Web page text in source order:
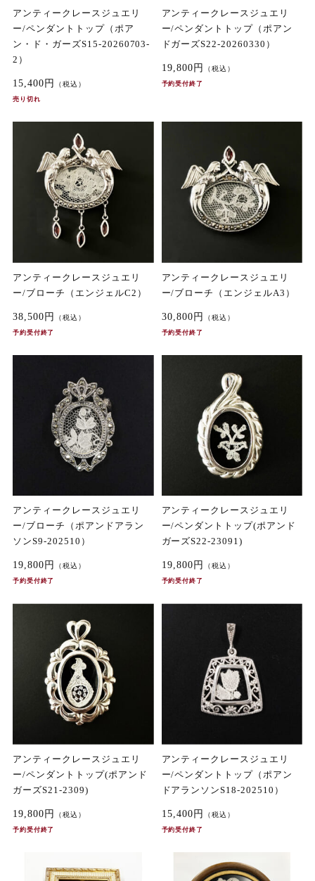
アンティークレースジュエリ
ー/ペンダントトップ（ポア
ン・ド・ガーズS15-20260703-
2）
15,400円 （税込）
売り切れ
アンティークレースジュエリ
ー/ペンダントトップ（ポアン
ドガーズS22-20260330）
19,800円 （税込）
予約受付終了
アンティークレースジュエリ
ー/ブローチ（エンジェルC2）
38,500円 （税込）
予約受付終了
アンティークレースジュエリ
ー/ブローチ（エンジェルA3）
30,800円 （税込）
予約受付終了
アンティークレースジュエリ
ー/ブローチ（ポアンドアラン
ソンS9-202510）
19,800円 （税込）
予約受付終了
アンティークレースジュエリ
ー/ペンダントトップ(ポアンド
ガーズS22-23091)
19,800円 （税込）
予約受付終了
アンティークレースジュエリ
ー/ペンダントトップ(ポアンド
ガーズS21-2309)
19,800円 （税込）
予約受付終了
アンティークレースジュエリ
ー/ペンダントトップ（ポアン
ドアランソンS18-202510）
15,400円 （税込）
予約受付終了